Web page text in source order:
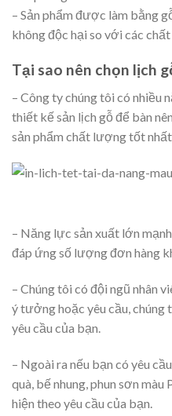
– Sản phẩm được làm bằng
không độc hại so với các
Tại sao nên chọn lịch
– Công ty chúng tôi có nhiều
thiết kế sản lịch gỗ để bàn
sản phẩm chất lượng tốt nhất.
– Năng lực sản xuất lớn
đáp ứng số lượng đơn hàng
– Chúng tôi có đội ngũ nhân
ý tưởng hoặc yêu cầu, chúng
yêu cầu của bạn.
– Ngoài ra nếu bạn có yêu
quà, bế nhung, phun sơn
hiện theo yêu cầu của bạn.